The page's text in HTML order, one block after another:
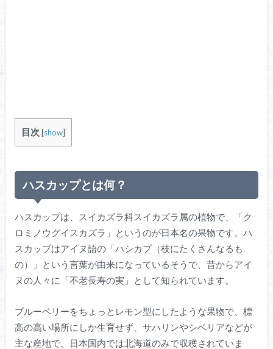
目次 [show]
ハスカップとは何？
ハスカップは、スイカズラ科スイカズラ属の植物で、「ク
ロミノウグイスカズラ」というのが日本名の果物です。ハ
スカップはアイヌ語の「ハシカプ（枝にたくさんなるも
の）」という言葉が由来になっているそうで、昔からアイ
ヌの人々に「不老長寿の実」として知られています。
ブルーベリーをちょっとレモン型にしたような果物で、標
高の高い場所にしか生育せず、サハリンやシベリアなどが
主な産地で、日本国内では北海道のみで収穫されていま